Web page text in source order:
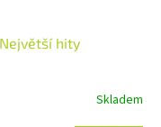
hity
Skladem